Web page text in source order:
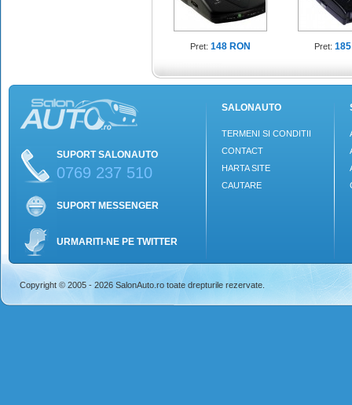
Pret: 148 RON Pret:
SUPORT SALONAUTO
0769 237 510
SUPORT MESSENGER
URMARITI-NE PE TWITTER
SALONAUTO
TERMENI SI CONDITII
CONTACT
HARTA SITE
CAUTARE
Copyright © 2005 - 2026 SalonAuto.ro toate drepturile rezervate.